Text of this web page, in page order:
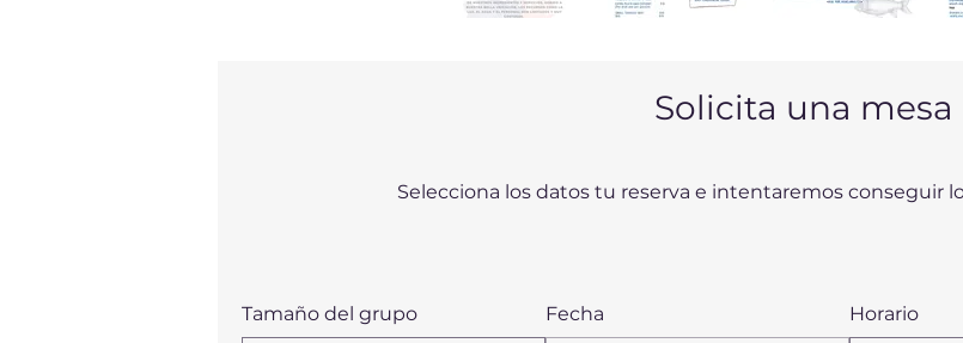
Solicita una mesa
Selecciona los datos tu reserva e intentaremos conseguir
Tamaño del grupo Fecha Horario